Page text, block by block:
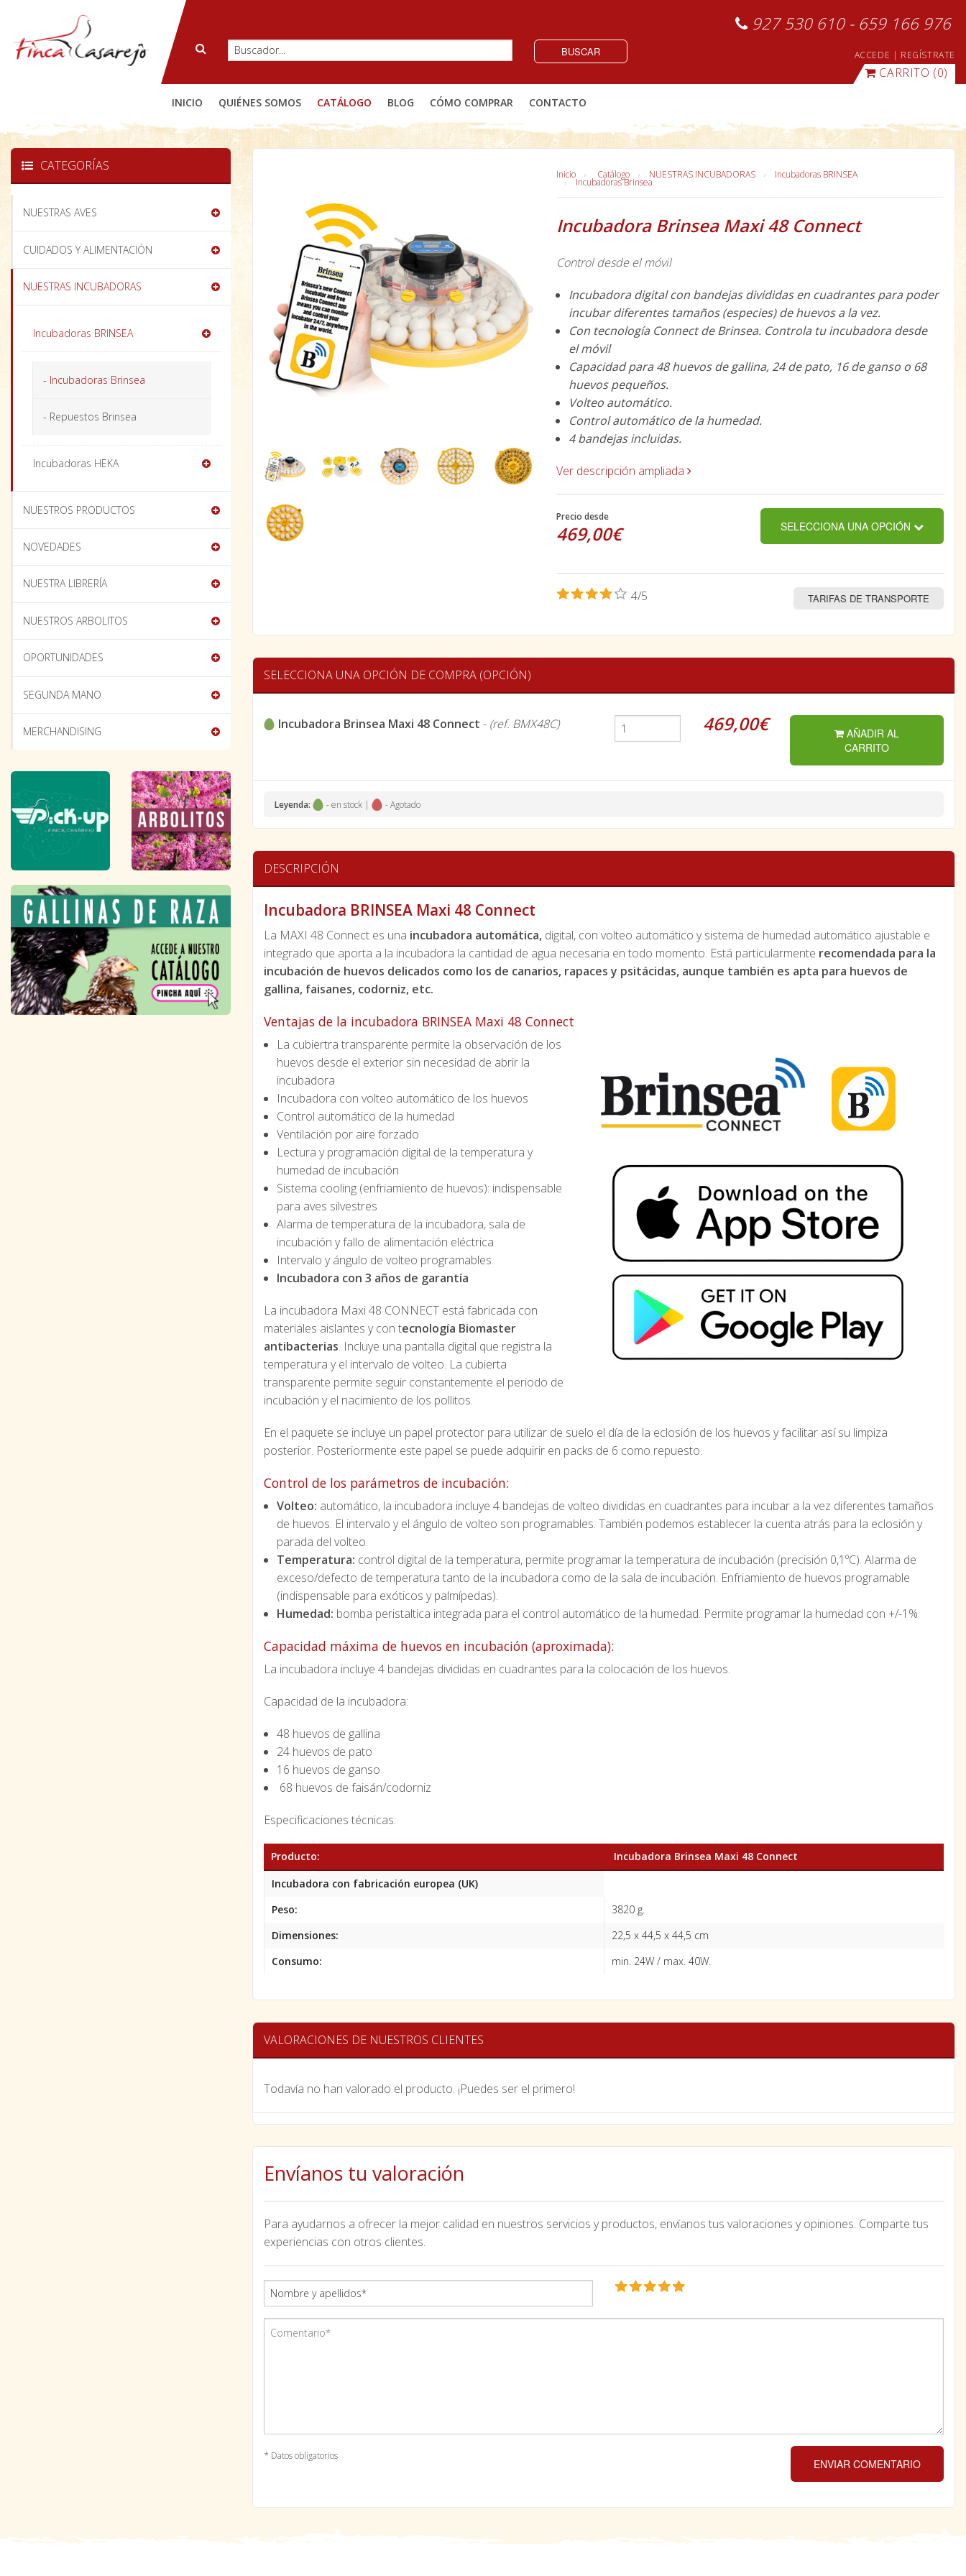
927 530 610 - 659 166 976
BUSCAR ACCEDE | REGÍSTRATE
CARRITO (0)
INICIO QUIÉNES SOMOS CATÁLOGO BLOG CÓMO COMPRAR CONTACTO
Inicio Catálogo NUESTRAS INCUBADORAS Incubadoras BRINSEA
Incubadoras Brinsea
Incubadora Brinsea Maxi 48 Connect
Control desde el móvil
Incubadora digital con bandejas divididas en cuadrantes para poder
incubar diferentes tamaños (especies) de huevos a la vez.
Con tecnología Connect de Brinsea. Controla tu incubadora desde
el móvil
Capacidad para 48 huevos de gallina, 24 de pato, 16 de ganso o 68
huevos pequeños.
Volteo automático.
Control automático de la humedad.
4 bandejas incluidas.
Ver descripción ampliada
Precio desde
469,00€ SELECCIONA UNA OPCIÓN
4/5 TARIFAS DE TRANSPORTE
SELECCIONA UNA OPCIÓN DE COMPRA (OPCIÓN)
Incubadora Brinsea Maxi 48 Connect - (ref. BMX48C) 469,00€
AÑADIR AL
CARRITO
Leyenda: - en stock | - Agotado
DESCRIPCIÓN
Incubadora BRINSEA Maxi 48 Connect
La MAXI 48 Connect es una incubadora automática, digital, con volteo automático y sistema de humedad automático ajustable e
integrado que aporta a la incubadora la cantidad de agua necesaria en todo momento. Está particularmente recomendada para la
incubación de huevos delicados como los de canarios, rapaces y psitácidas, aunque también es apta para huevos de
gallina, faisanes, codorniz, etc.
Ventajas de la incubadora BRINSEA Maxi 48 Connect
La cubiertra transparente permite la observación de los
huevos desde el exterior sin necesidad de abrir la
incubadora
Incubadora con volteo automático de los huevos
Control automático de la humedad
Ventilación por aire forzado
Lectura y programación digital de la temperatura y
humedad de incubación
Sistema cooling (enfriamiento de huevos): indispensable
para aves silvestres
Alarma de temperatura de la incubadora, sala de
incubación y fallo de alimentación eléctrica
Intervalo y ángulo de volteo programables.
Incubadora con 3 años de garantía
La incubadora Maxi 48 CONNECT está fabricada con
materiales aislantes y con tecnología Biomaster
antibacterias. Incluye una pantalla digital que registra la
temperatura y el intervalo de volteo. La cubierta
transparente permite seguir constantemente el periodo de
incubación y el nacimiento de los pollitos.
En el paquete se incluye un papel protector para utilizar de suelo el día de la eclosión de los huevos y facilitar así su limpiza
posterior. Posteriormente este papel se puede adquirir en packs de 6 como repuesto.
Control de los parámetros de incubación:
Volteo: automático, la incubadora incluye 4 bandejas de volteo divididas en cuadrantes para incubar a la vez diferentes tamaños
de huevos. El intervalo y el ángulo de volteo son programables. También podemos establecer la cuenta atrás para la eclosión y
parada del volteo.
Temperatura: control digital de la temperatura, permite programar la temperatura de incubación (precisión 0,1ºC). Alarma de
exceso/defecto de temperatura tanto de la incubadora como de la sala de incubación. Enfriamiento de huevos programable
(indispensable para exóticos y palmípedas).
Humedad: bomba peristaltica integrada para el control automático de la humedad. Permite programar la humedad con +/-1%
Capacidad máxima de huevos en incubación (aproximada):
La incubadora incluye 4 bandejas divididas en cuadrantes para la colocación de los huevos.
Capacidad de la incubadora:
48 huevos de gallina
24 huevos de pato
16 huevos de ganso
68 huevos de faisán/codorniz
Especificaciones técnicas:
Producto:
Incubadora Brinsea Maxi 48 Connect
Incubadora con fabricación europea (UK)
Peso:
3820 g.
Dimensiones:
22,5 x 44,5 x 44,5 cm
Consumo:
min. 24W / max. 40W.
VALORACIONES DE NUESTROS CLIENTES
Todavía no han valorado el producto. ¡Puedes ser el primero!
Envíanos tu valoración
Para ayudarnos a ofrecer la mejor calidad en nuestros servicios y productos, envíanos tus valoraciones y opiniones. Comparte tus
experiencias con otros clientes.
* Datos obligatorios
ENVIAR COMENTARIO
CATEGORÍAS
NUESTRAS AVES
CUIDADOS Y ALIMENTACIÓN
NUESTRAS INCUBADORAS
Incubadoras BRINSEA
- Incubadoras Brinsea
- Repuestos Brinsea
Incubadoras HEKA
NUESTROS PRODUCTOS
NOVEDADES
NUESTRA LIBRERÍA
NUESTROS ARBOLITOS
OPORTUNIDADES
SEGUNDA MANO
MERCHANDISING